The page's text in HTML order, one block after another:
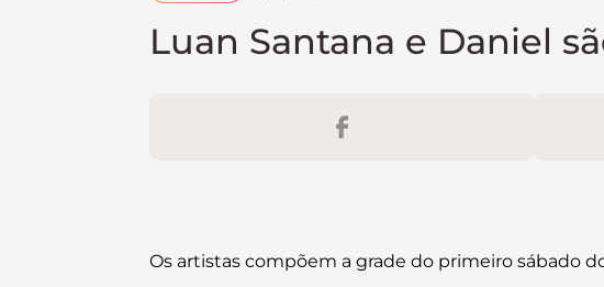
Luan Santana e Daniel
Os artistas compõem a grade do primeiro sábado